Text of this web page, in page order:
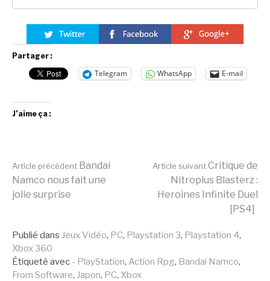
Partager :
Telegram WhatsApp E-mail
J’aime ça :
Lire
suite
Article précédent Bandai
Namco nous fait une
jolie surprise
Article suivantCritique de
Nitroplus Blasterz :
Heroines Infinite Duel
[PS4]
Publié dans Jeux Vidéo, PC, Playstation 3, Playstation 4,
Xbox 360
Étiqueté avec - PlayStation, Action Rpg, Bandai Namco,
From Software, Japon, PC, Xbox